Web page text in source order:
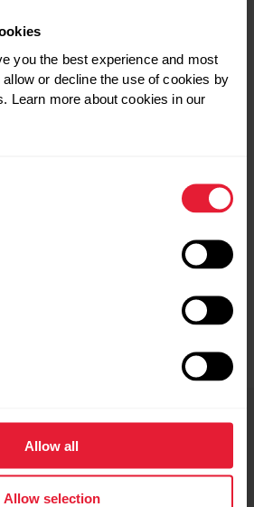
you the best experience and most
or decline the use of cookies by
Learn more about cookies in our
Allow all
Allow selection
温度は深部体温の調節に重要な役
をしたり、暑い環境にあると、皮
張します。 この反応により、皮膚
汗によって熱が逃げやすくなりま
は血管が収縮し、血流を皮膚表面
の違いが重要なのか？
気づくために役立つ指標ですが、
とと同じではありません。 例えば
ことがあります。 そのため、心拍
ことで、より正確に熱中症の初期
SPORT